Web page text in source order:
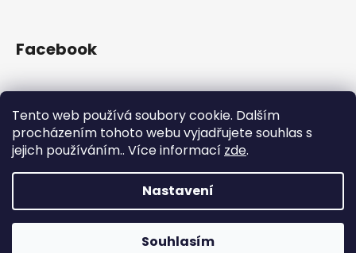
Tento web používá soubory cookie. Dalším
procházením tohoto webu vyjadřujete souhlas s
jejich používáním.. Více informací zde.
Nastavení
Souhlasím
Facebook
Přijímáme online platby
Ella Decor. Všechna práva vyhrazena.